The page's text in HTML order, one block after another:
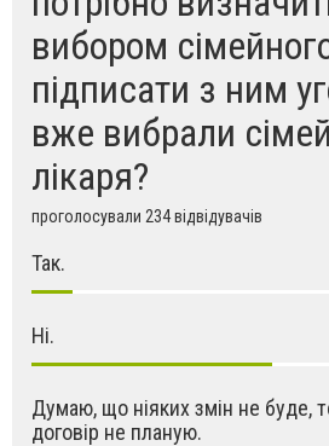
вибором
підписати з ним
вже вибрали
лікаря?
проголосували 234 відвідувачів
Так.
Ні.
Думаю, що ніяких змін не буде,
договір не планую.